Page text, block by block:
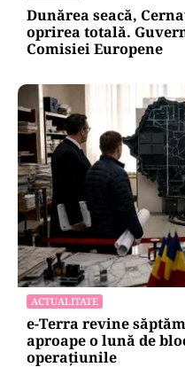
Dunărea seacă,
oprirea totală.
Comisiei Europene
ACTUALITATE
e-Terra revine
aproape o lună de
operațiunile